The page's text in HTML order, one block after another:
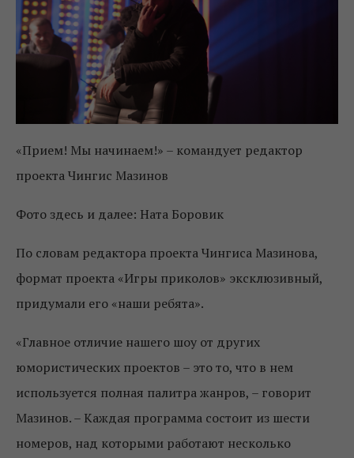
«Прием! Мы начинаем!» – командует редактор
проекта Чингис Мазинов
Фото здесь и далее: Ната Боровик
По словам редактора проекта Чингиса Мазинова,
формат проекта «Игры приколов» эксклюзивный,
придумали его «наши ребята».
«Главное отличие нашего шоу от других
юмористических проектов – это то, что в нем
используется полная палитра жанров, – говорит
Мазинов. – Каждая программа состоит из шести
номеров, над которыми работают несколько